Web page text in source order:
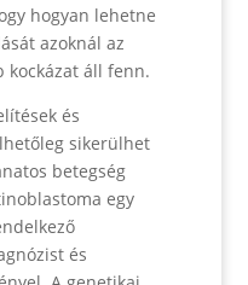
hogyan lehetne
azoknál az
kockázat áll fenn.
és
sikerülhet
betegség
egy
és